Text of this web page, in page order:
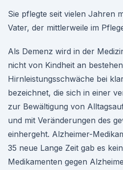
Sie pflegte seit vielen Jahren
Vater, der mittlerweile im
Als Demenz wird in der
nicht von Kindheit an
Hirnleistungsschwäche bei
bezeichnet, die sich in einer
zur Bewältigung von
und mit Veränderungen des
einhergeht. Alzheimer-
35 neue Lange Zeit gab es
Medikamenten gegen